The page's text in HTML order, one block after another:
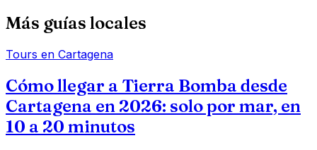
Más guías locales
Tours en Cartagena
Cómo llegar a Tierra Bomba desde
Cartagena en 2026: solo por mar, en
10 a 20 minutos